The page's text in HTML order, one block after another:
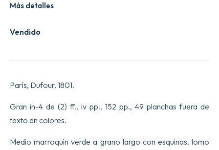
Vendido
Más detalles
París, Dufour, 1801.
Gran in-4 de (2) ff., iv pp., 152 pp., 49 planchas fuera de
texto en colores.
Medio marroquín verde a grano largo con esquinas, lomo